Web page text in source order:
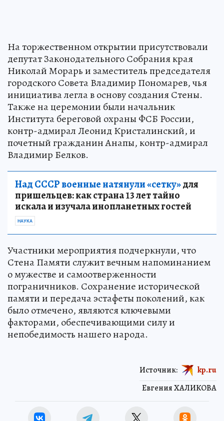
На торжественном открытии присутствовали
депутат Законодательного Собрания края
Николай Морарь и заместитель председателя
городского Совета Владимир Пономарев, чья
инициатива легла в основу создания Стены.
Также на церемонии были начальник
Института береговой охраны ФСБ России,
контр-адмирал Леонид Кристалинский, и
почетный гражданин Анапы, контр-адмирал
Владимир Белков.
Над СССР военные натянули «сетку»для
пришельцев: как страна 13 лет тайно
искала и изучала инопланетных гостей
НАУКА
Участники мероприятия подчеркнули, что
Стена Памяти служит вечным напоминанием
о мужестве и самоотверженности
пограничников. Сохранение исторической
памяти и передача эстафеты поколений, как
было отмечено, являются ключевыми
факторами, обеспечивающими силу и
непобедимость нашего народа.
Евгения ХАЛИКОВА
Источник: kp.ru